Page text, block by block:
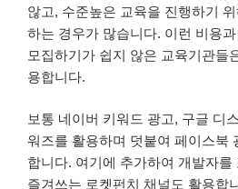
않고, 수준높은 교육을 진행하기
하는 경우가 많습니다. 이런 비용
모집하기가 쉽지 않은 교육기관들
용합니다.
보통 네이버 키워드 광고, 구글 디
워즈를 활용하며 덧붙여 페이스북
합니다. 여기에 추가하여 개발자
즐겨쓰는 로켓펀치 채널도 활용합